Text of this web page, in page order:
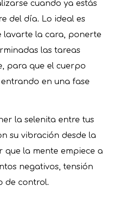
cuando ya estás
del día. Lo ideal es
lavarte la cara, ponerte
las tareas
para que el cuerpo
en una fase
la selenita entre tus
su vibración desde la
que la mente empiece a
negativos, tensión
de control.